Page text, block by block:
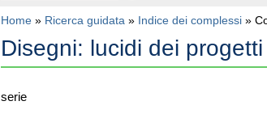
Home » Ricerca guidata » Indice dei complessi »
Disegni: lucidi dei progetti
serie